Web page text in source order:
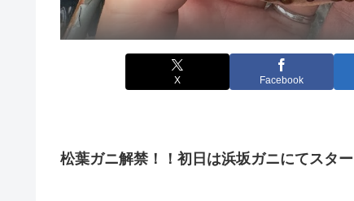
X Facebook
松葉ガニ解禁！！初日は浜坂ガニにてスタ